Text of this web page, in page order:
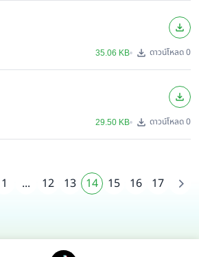
35.06 KB ดาวน์โหลด 0
29.50 KB ดาวน์โหลด 0
1 ... 12 13 14 15 16 17